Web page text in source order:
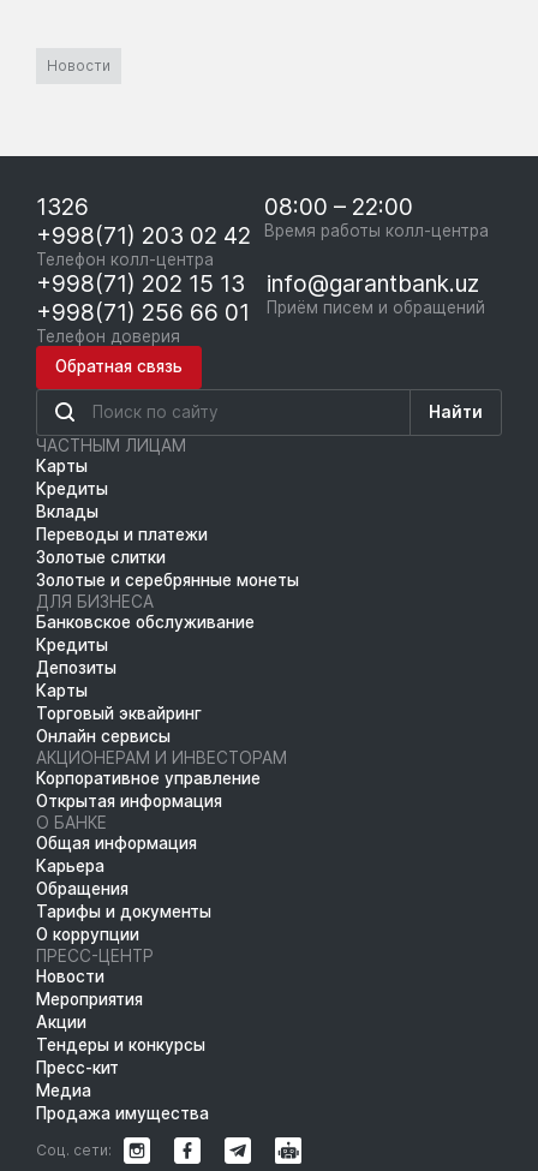
Новости
1326
+998(71) 203 02 42
Телефон колл-центра
08:00 – 22:00
Время работы колл-центра
+998(71) 202 15 13
+998(71) 256 66 01
Телефон доверия
info@garantbank.uz
Приём писем и обращений
Обратная связь
Найти
ЧАСТНЫМ ЛИЦАМ
Карты
Кредиты
Вклады
Переводы и платежи
Золотые слитки
Золотые и серебрянные монеты
ДЛЯ БИЗНЕСА
Банковское обслуживание
Кредиты
Депозиты
Карты
Торговый эквайринг
Онлайн сервисы
АКЦИОНЕРАМ И ИНВЕСТОРАМ
Корпоративное управление
Открытая информация
О БАНКЕ
Общая информация
Карьера
Обращения
Тарифы и документы
О коррупции
ПРЕСС-ЦЕНТР
Новости
Мероприятия
Акции
Тендеры и конкурсы
Пресс-кит
Медиа
Продажа имущества
Соц. сети: